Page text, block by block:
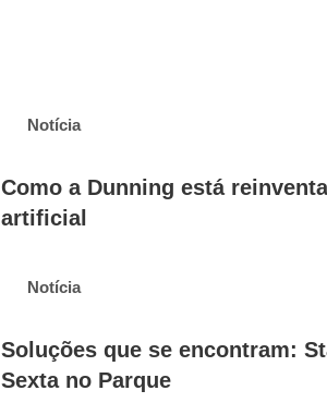
Notícia
Como a Dunning está
artificial
Notícia
Soluções que se encontram:
Sexta no Parque